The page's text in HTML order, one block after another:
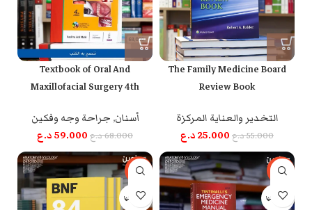
The Family Medicine Board
Review Book
التخدير والعناية المركزة
55.000د.ع 25.000د.ع
Textbook of Oral And
Maxillofacial Surgery 4th
أسنان, جراحة وجه وفكين
68.000د.ع 59.000د.ع
-20%
بيعت كلها
-36%
بيعت كلها